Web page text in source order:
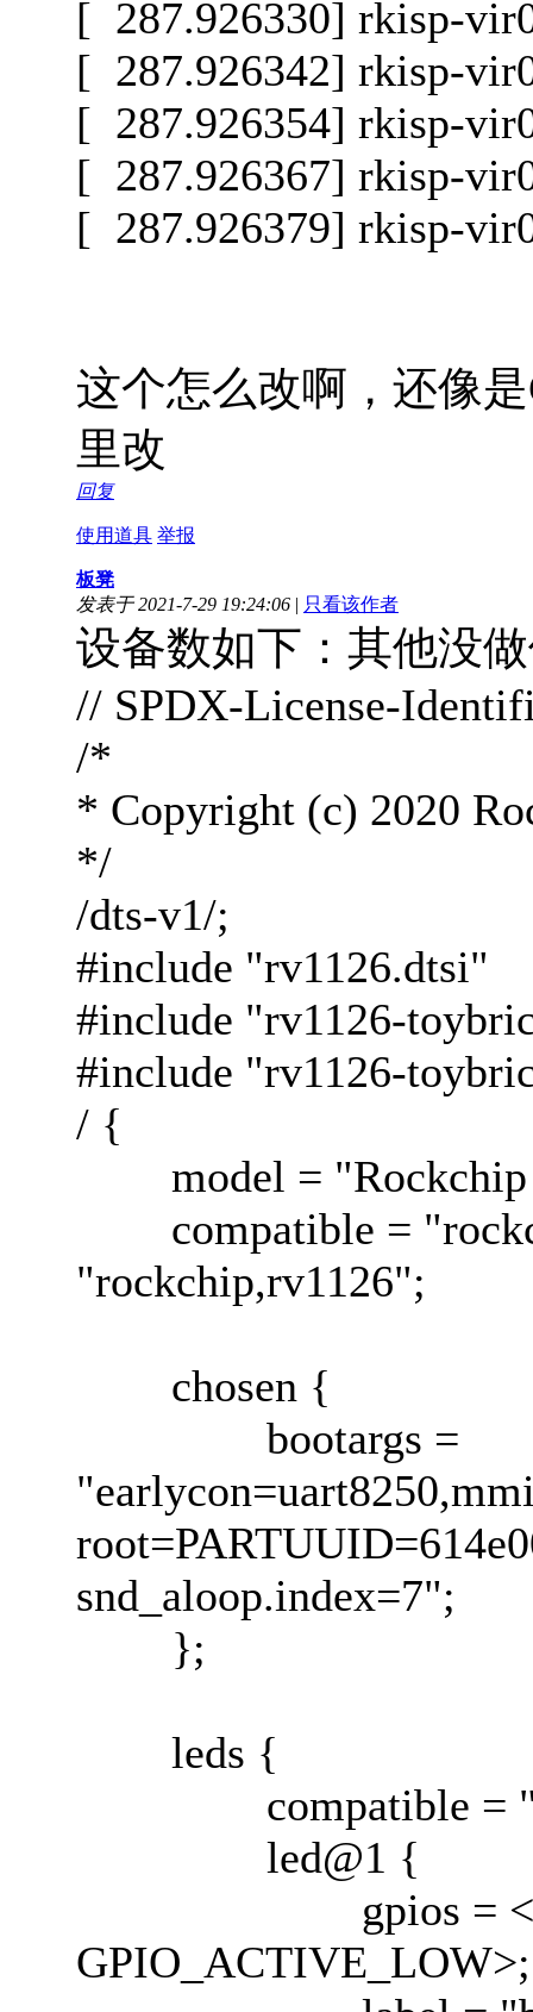
[ 287.926330] rkisp-
[ 287.926342] rkisp-
[ 287.926354] rkisp-
[ 287.926367] rkisp-
[ 287.926379] rkisp-
这个怎么改啊，还像
里改
回复
使用道具 举报
板凳
发表于 2021-7-29 19:24:06 | 只看该作者
设备数如下：其他没
// SPDX-License-
/*
* Copyright (c) 2020
*/
/dts-v1/;
#include "rv1126.dtsi"
#include "rv1126-
#include "rv1126-
/ {
model = "Rockchip
compatible =
"rockchip,rv1126";
chosen {
bootargs =
snd_aloop.index=7";
};
leds {
compatible =
led@1 {
gpios =
GPIO_ACTIVE_LOW>;